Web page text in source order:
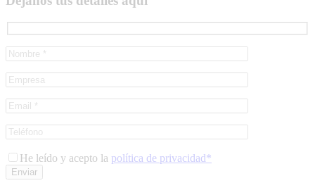
He leído y acepto la política de privacidad*